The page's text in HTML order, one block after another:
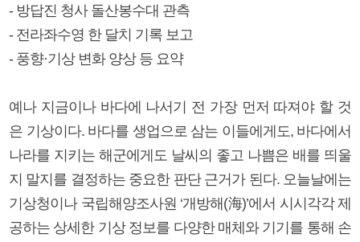
- 방답진 청사 돌산봉수대 관측
- 전라좌수영 한 달치 기록 보고
- 풍향·기상 변화 양상 등 요약
예나 지금이나 바다에 나서기 전 가장 먼저 따져야 할 것
은 기상이다. 바다를 생업으로 삼는 이들에게도, 바다에서
나라를 지키는 해군에게도 날씨의 좋고 나쁨은 배를 띄울
지 말지를 결정하는 중요한 판단 근거가 된다. 오늘날에는
기상청이나 국립해양조사원 ‘개방해(海)’에서 시시각각 제
공하는 상세한 기상 정보를 다양한 매체와 기기를 통해 손